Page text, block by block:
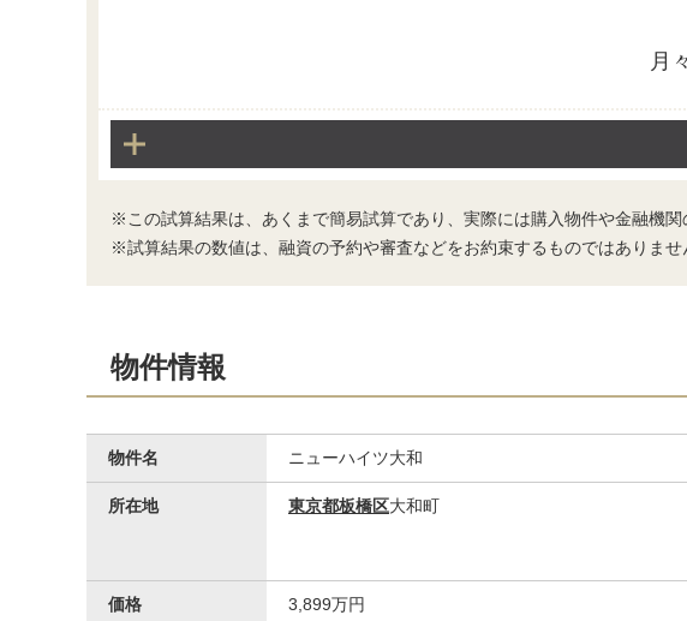
月
※この試算結果は、あくまで簡易試算であり、実際には購入物件や金融機
※試算結果の数値は、融資の予約や審査などをお約束するものではありませ
物件情報
物件名 ニューハイツ大和
所在地 東京都板橋区大和町
価格 3,899万円